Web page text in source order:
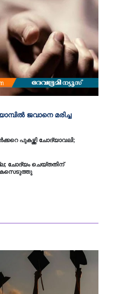
ജവാനെ മരിച്ച
പുകഴ്ത്തി ചോദ്യാവലി;
ചോദ്യം ചെയ്തതിന്
കേസെടുത്തു